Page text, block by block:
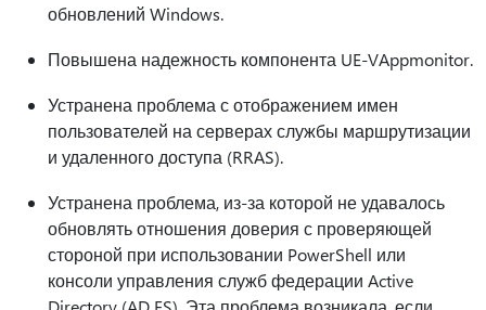
обновлений Windows.
Повышена надежность компонента UE-VAppmonitor.
Устранена проблема с отображением имен
пользователей на серверах службы маршрутизации
и удаленного доступа (RRAS).
Устранена проблема, из-за которой не удавалось
обновлять отношения доверия с проверяющей
стороной при использовании PowerShell или
консоли управления служб федерации Active